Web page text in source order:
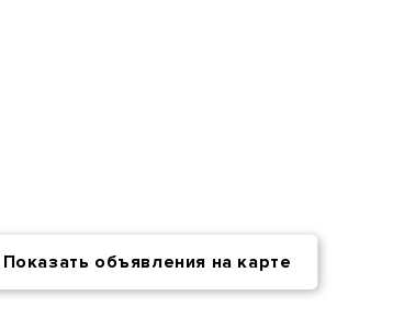
Показать объявления на карте